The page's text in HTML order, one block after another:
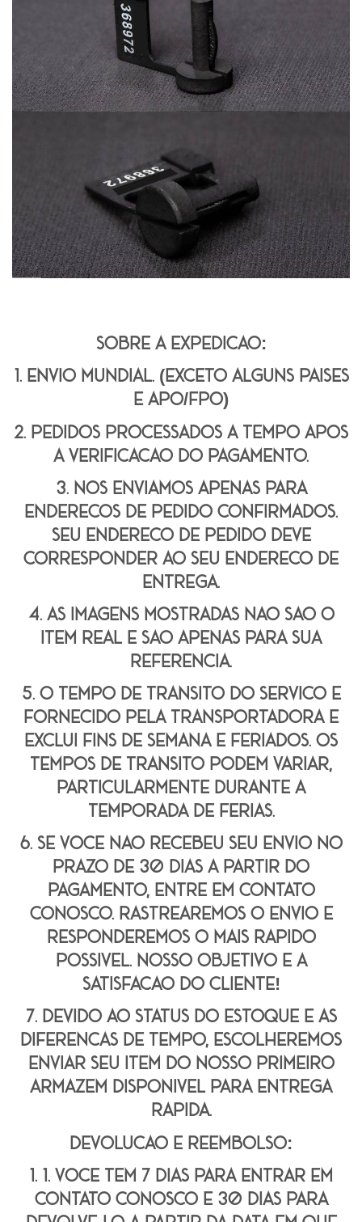
Sobre a expedição:
1. envio mundial. (exceto alguns países
e apo/fpo)
2. pedidos processados a tempo após
a verificação do pagamento.
3. nós enviamos apenas para
endereços de pedido confirmados.
seu endereço de pedido deve
corresponder ao seu endereço de
entrega.
4. as imagens mostradas não são o
item real e são apenas para sua
referência.
5. o tempo de trânsito do serviço é
fornecido pela transportadora e
exclui fins de semana e feriados. Os
tempos de trânsito podem variar,
particularmente durante a
temporada de férias.
6. se você não recebeu seu envio no
prazo de 30 dias a partir do
pagamento, entre em contato
conosco. rastrearemos o envio e
responderemos o mais rápido
possível. nosso objetivo é a
satisfação do cliente!
7. devido ao status do estoque e às
diferenças de tempo, escolheremos
enviar seu item do nosso primeiro
armazém disponível para entrega
rápida.
Devolução e reembolso:
1. 1. você tem 7 dias para entrar em
contato conosco e 30 dias para